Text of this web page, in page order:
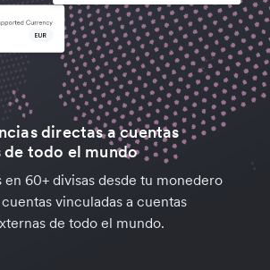
directas a cuentas
de todo el mundo
en 60+ divisas desde tu monedero
vinculadas a cuentas
de todo el mundo.